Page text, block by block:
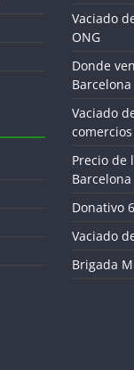
Vaciado
ONG
Donde
Barcelona
Vaciado
Precio de
Barcelona
Donativo
Vaciado
Brigada